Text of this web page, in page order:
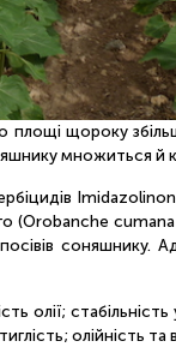
щороку
множиться й
(Orobanche
соняшнику.
олії;
олійність